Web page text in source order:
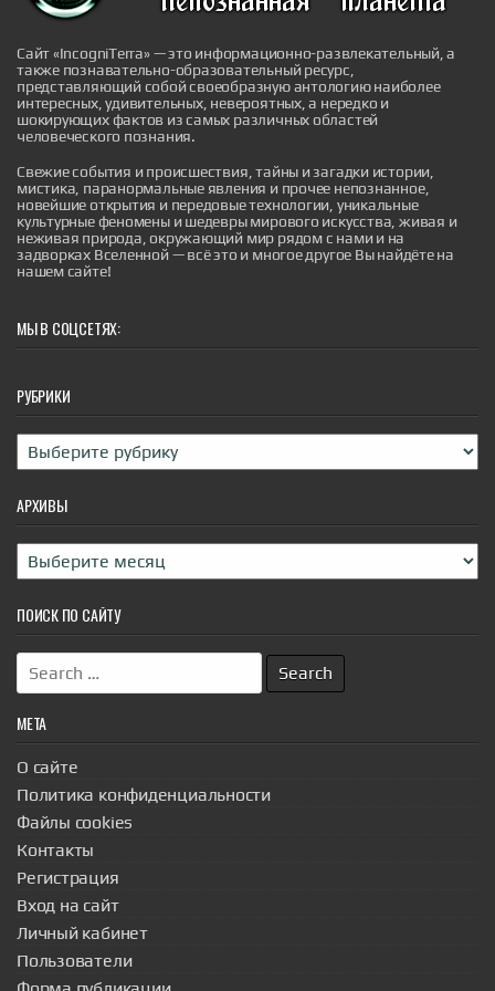
убирает бока
живот можно без многочасового изнурения в
спортзале. Секрет кроется в активации глубоких
структур корпуса через мягкое китайское движение,
которое не требует специального инвентаря. Эта
техника позволяет задействовать боковые мышцы
пресса и стабилизаторы, одновременно снимая
напряжение с поясницы и у...
pravda.ru | 1 hour ago
Крестный отец искусственного интеллекта
призвал готовиться к новым ИИ, которые
Крестный отец искусственного интеллекта призвал
готовиться к новым ИИ, которые могут выйти из-под
naked-science.ru |
Сайт «IncogniTerra» — это информационно-развлекательный, а
также познавательно-образовательный ресурс,
представляющий собой своеобразную антологию наиболее
интересных, удивительных, невероятных, а нередко и
шокирующих фактов из самых различных областей
человеческого познания.
Свежие события и происшествия, тайны и загадки истории,
мистика, паранормальные явления и прочее непознанное,
новейшие открытия и передовые технологии, уникальные
культурные феномены и шедевры мирового искусства, живая и
неживая природа, окружающий мир рядом с нами и на
задворках Вселенной — всё это и многое другое Вы найдёте на
нашем сайте!
МЫ В СОЦСЕТЯХ:
РУБРИКИ
Рубрики
АРХИВЫ
Архивы
ПОИСК ПО САЙТУ
Search
for:
МЕТА
О сайте
Политика конфиденциальности
Файлы cookies
Контакты
Регистрация
Вход на сайт
Личный кабинет
Пользователи